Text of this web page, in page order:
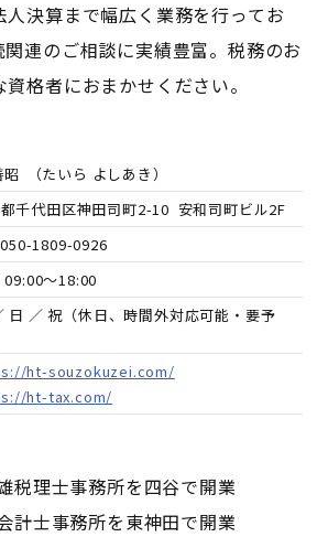
人決算まで幅広く業務を行ってお
関連のご相談に実績豊富。税務のお
格者におまかせください。
昭 （たいら よしあき）
千代田区神田司町2-10 安和司町ビル2F
050-1809-0926
09:00～18:00
日 ／ 祝（休日、時間外対応可能・要予
ht-souzokuzei.com/
ht-tax.com/
税理士事務所を四谷で開業
計士事務所を東神田で開業